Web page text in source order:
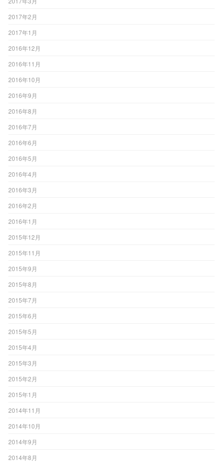
2017年2月
2017年1月
2016年12月
2016年11月
2016年10月
2016年9月
2016年8月
2016年7月
2016年6月
2016年5月
2016年4月
2016年3月
2016年2月
2016年1月
2015年12月
2015年11月
2015年9月
2015年8月
2015年7月
2015年6月
2015年5月
2015年4月
2015年3月
2015年2月
2015年1月
2014年11月
2014年10月
2014年9月
2014年8月